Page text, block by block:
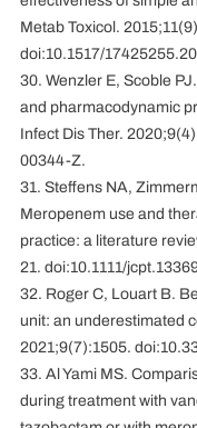
Metab Toxicol.
doi:10.1517/
30. Wenzler E, Scoble
and pharmacodynamic
Infect Dis Ther.
00344-Z.
31. Steffens NA,
Meropenem use and
practice: a literature
21. doi:10.1111/
32. Roger C, Louart B.
unit: an underestimated
2021;9(7):1505.
33. Al Yami MS.
during treatment with